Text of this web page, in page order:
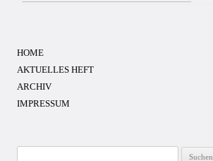
HOME
AKTUELLES HEFT
ARCHIV
IMPRESSUM